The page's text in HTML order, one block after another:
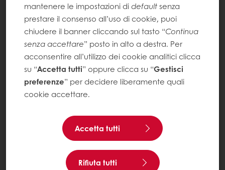
mantenere le impostazioni didefaultsenza
prestare il consenso all’uso di cookie, puoi
chiudere il banner cliccando sul tasto “Continua
senza accettare” posto in alto a destra. Per
acconsentire all’utilizzo dei cookie analitici clicca
su “Accetta tutti” oppure clicca su “Gestisci
preferenze” per decidere liberamente quali
cookie accettare.
Accetta tutti
Rifiuta tutti